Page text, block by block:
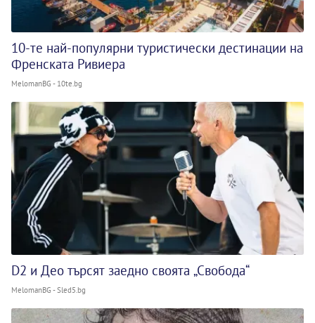
10-те най-популярни туристически дестинации на
Френската Ривиера
MelomanBG - 10te.bg
D2 и Део търсят заедно своята „Свобода“
MelomanBG - Sled5.bg